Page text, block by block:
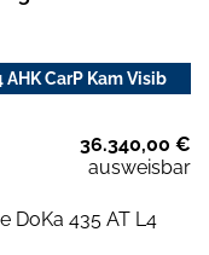
AHK CarP Kam Visib
36.340,00 €
ausweisbar